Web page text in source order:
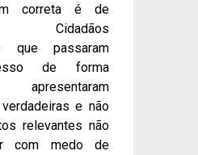
correta é de
Cidadãos
que passaram
de forma
e não
relevantes não
com medo de